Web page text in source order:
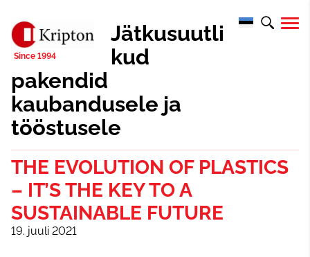
Jätkusuutli
kud
pakendid
kaubandusele ja
tööstusele
THE EVOLUTION OF PLASTICS
– IT’S THE KEY TO A
SUSTAINABLE FUTURE
19. juuli 2021